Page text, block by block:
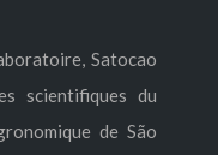
Satocao
scientifiques du
de São